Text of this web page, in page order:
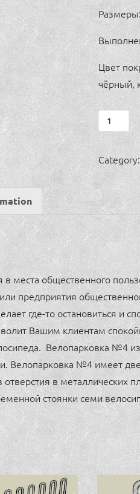
Цвет
чёрный,
№4
(черн.
сталь,
нерж.
сталь)
quantity
места общественного
предприятия
где-то остановиться и
Вашим клиентам
Велопарковка №4
Велопарковка №4 имеет
в металлических
стоянки семи